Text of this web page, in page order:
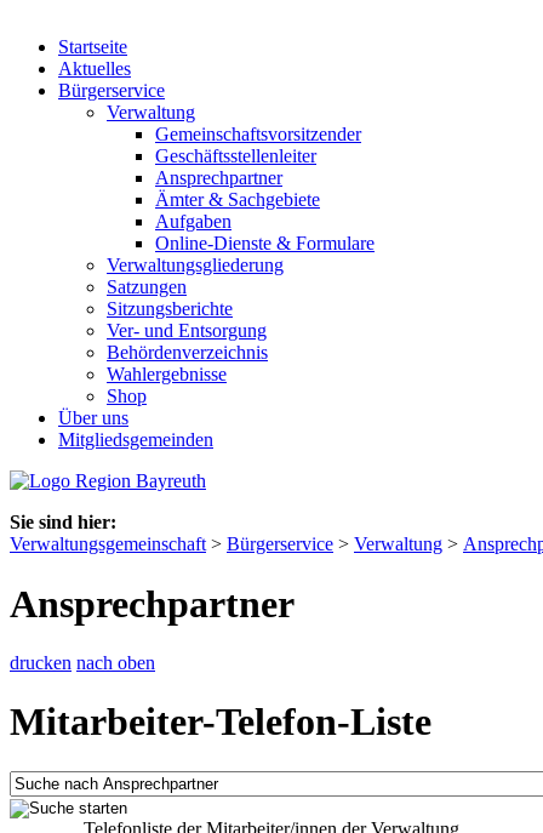
Startseite
Aktuelles
Bürgerservice
Verwaltung
Gemeinschaftsvorsitzender
Geschäftsstellenleiter
Ansprechpartner
Ämter & Sachgebiete
Aufgaben
Online-Dienste & Formulare
Verwaltungsgliederung
Satzungen
Sitzungsberichte
Ver- und Entsorgung
Behördenverzeichnis
Wahlergebnisse
Shop
Über uns
Mitgliedsgemeinden
Sie sind hier:
Verwaltungsgemeinschaft > Bürgerservice > Verwaltung >
Ansprechpartner
drucken nach oben
Mitarbeiter-Telefon-Liste
Telefonliste der Mitarbeiter/innen der Verwaltung